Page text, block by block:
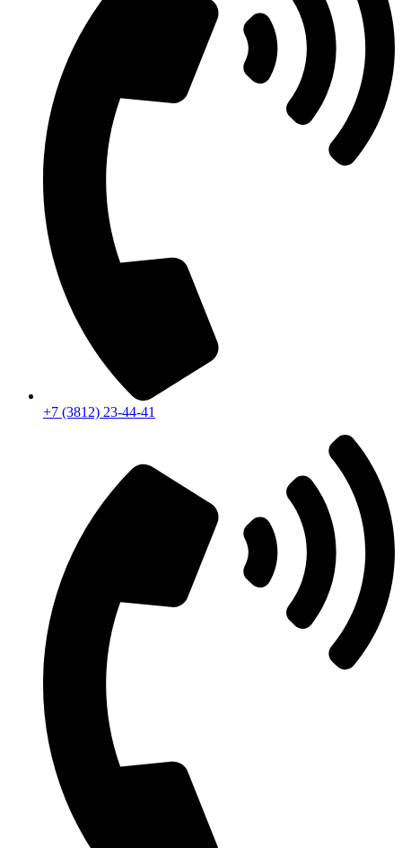
+7 (3812) 23-44-41